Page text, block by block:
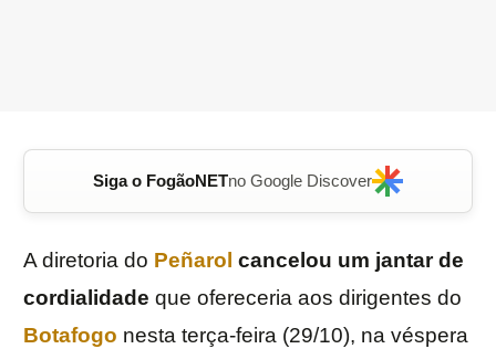
Siga o FogãoNETno Google Discover
A diretoria do Peñarol cancelou um jantar de
cordialidade que ofereceria aos dirigentes do
Botafogo nesta terça-feira (29/10), na véspera